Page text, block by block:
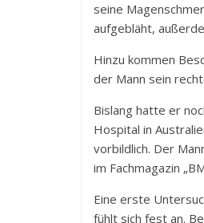
seine
aufgebläht,
Hinzu kommen
der Mann sein
Bislang hatte er
Hospital in
vorbildlich. Der
im Fachmagazin
Eine erste
fühlt sich fest an.